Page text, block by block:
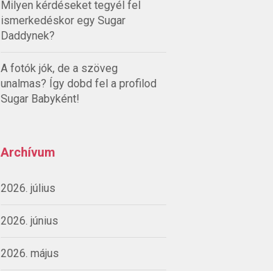
Milyen kérdéseket tegyél fel
ismerkedéskor egy Sugar
Daddynek?
A fotók jók, de a szöveg
unalmas? Így dobd fel a profilod
Sugar Babyként!
Archívum
2026. július
2026. június
2026. május